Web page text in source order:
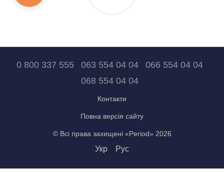
0 800 337 555 063 554 04 04
066 554 04 04
068 554 04 04
Контакти
Повна версія сайту
© Всі права захищені «Period» 2026
Укр Рус